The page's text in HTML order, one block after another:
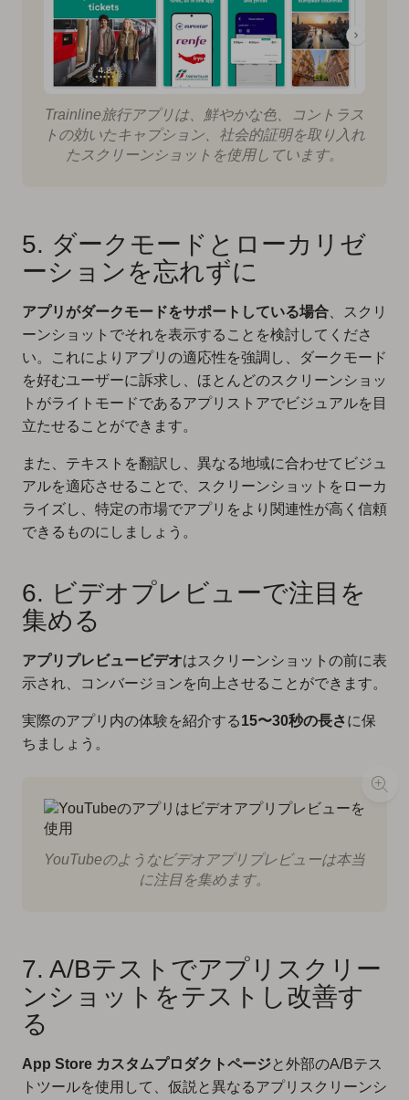
Trainline旅行アプリは、鮮やかな色、コントラス
トの効いたキャプション、社会的証明を取り入れ
たスクリーンショットを使用しています。
5. ダークモードとローカリゼ
ーションを忘れずに
アプリがダークモードをサポートしている場合 、スクリ
ーンショットでそれを表示することを検討してくださ
い。これによりアプリの適応性を強調し、ダークモード
を好むユーザーに訴求し、ほとんどのスクリーンショッ
トがライトモードであるアプリストアでビジュアルを目
立たせることができます。
また、テキストを翻訳し、異なる地域に合わせてビジュ
アルを適応させることで、スクリーンショットをローカ
ライズし、特定の市場でアプリをより関連性が高く信頼
できるものにしましょう。
6. ビデオプレビューで注目を
集める
アプリプレビュービデオはスクリーンショットの前に表
示され、コンバージョンを向上させることができます。
実際のアプリ内の体験を紹介する15〜30秒の長さに保
ちましょう。
YouTubeのようなビデオアプリプレビューは本当
に注目を集めます。
7. A/Bテストでアプリスクリー
ンショットをテストし改善す
る
App Store カスタムプロダクトページと外部のA/Bテス
トツールを使用して、仮説と異なるアプリスクリーンシ